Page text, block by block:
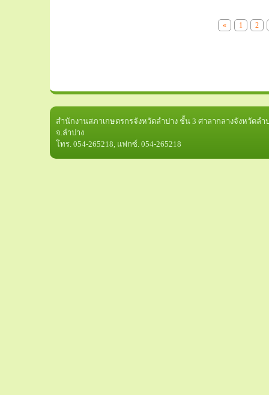
« 1 2
สำนักงานสภาเกษตรกรจังหวัดลำปาง ชั้น 3 ศาลากลางจังหวัดลำ
จ.ลำปาง
โทร. 054-265218, แฟกซ์. 054-265218